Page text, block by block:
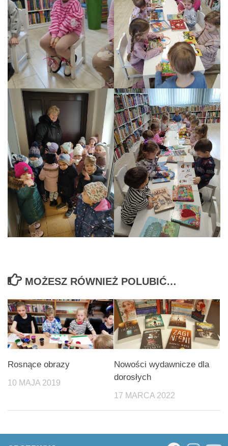
MOŻESZ RÓWNIEŻ POLUBIĆ…
Rosnące obrazy
10 MAJA 2019
Nowości wydawnicze dla
dorosłych
17 MARCA 2022